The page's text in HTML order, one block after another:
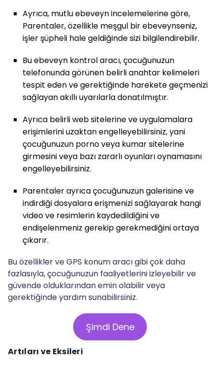
Ayrıca, mutlu ebeveyn incelemelerine göre,
Parentaler, özellikle meşgul bir ebeveynseniz,
işler şüpheli hale geldiğinde sizi bilgilendirebilir.
Bu ebeveyn kontrol aracı, çocuğunuzun
telefonunda görünen belirli anahtar kelimeleri
tespit eden ve gerektiğinde harekete geçmenizi
sağlayan akıllı uyarılarla donatılmıştır.
Ayrıca belirli web sitelerine ve uygulamalara
erişimlerini uzaktan engelleyebilirsiniz, yani
çocuğunuzun porno veya kumar sitelerine
girmesini veya bazı zararlı oyunları oynamasını
engelleyebilirsiniz.
Parentaler ayrıca çocuğunuzun galerisine ve
indirdiği dosyalara erişmenizi sağlayarak hangi
video ve resimlerin kaydedildiğini ve
endişelenmeniz gerekip gerekmediğini ortaya
çıkarır.
Bu özellikler ve GPS konum aracı gibi çok daha
fazlasıyla, çocuğunuzun faaliyetlerini izleyebilir ve
güvende olduklarından emin olabilir veya
gerektiğinde yardım sunabilirsiniz.
Şimdi Dene
Artıları ve Eksileri